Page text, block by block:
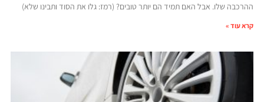
ההרכבה שלו. אבל האם תמיד הם יותר טובים? (רמז: גלו את הסוד ותבינו שלא)
קרא עוד »